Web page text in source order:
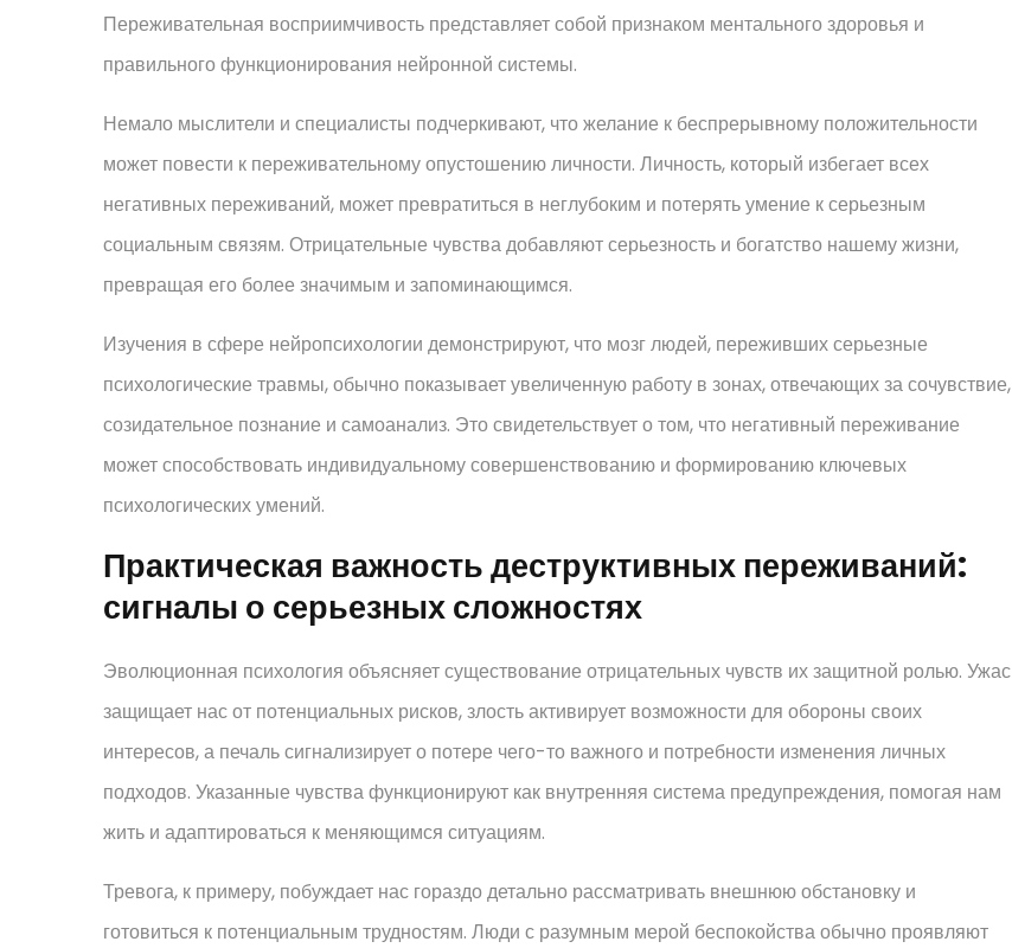
Переживательная восприимчивость представляет собой признаком ментального здоровья и
правильного функционирования нейронной системы.
Немало мыслители и специалисты подчеркивают, что желание к беспрерывному положительности
может повести к переживательному опустошению личности. Личность, который избегает всех
негативных переживаний, может превратиться в неглубоким и потерять умение к серьезным
социальным связям. Отрицательные чувства добавляют серьезность и богатство нашему жизни,
превращая его более значимым и запоминающимся.
Изучения в сфере нейропсихологии демонстрируют, что мозг людей, переживших серьезные
психологические травмы, обычно показывает увеличенную работу в зонах, отвечающих за сочувствие,
созидательное познание и самоанализ. Это свидетельствует о том, что негативный переживание
может способствовать индивидуальному совершенствованию и формированию ключевых
психологических умений.
Практическая важность деструктивных переживаний:
сигналы о серьезных сложностях
Эволюционная психология объясняет существование отрицательных чувств их защитной ролью. Ужас
защищает нас от потенциальных рисков, злость активирует возможности для обороны своих
интересов, а печаль сигнализирует о потере чего-то важного и потребности изменения личных
подходов. Указанные чувства функционируют как внутренняя система предупреждения, помогая нам
жить и адаптироваться к меняющимся ситуациям.
Тревога, к примеру, побуждает нас гораздо детально рассматривать внешнюю обстановку и
готовиться к потенциальным трудностям. Люди с разумным мерой беспокойства обычно проявляют